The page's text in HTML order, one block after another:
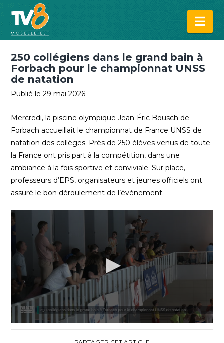
250 collégiens dans le grand bain à
Forbach pour le championnat UNSS
de natation
Publié le 29 mai 2026
Mercredi, la piscine olympique Jean-Éric Bousch de
Forbach accueillait le championnat de France UNSS de
natation des collèges. Près de 250 élèves venus de toute
la France ont pris part à la compétition, dans une
ambiance à la fois sportive et conviviale. Sur place,
professeurs d’EPS, organisateurs et jeunes officiels ont
assuré le bon déroulement de l’événement.